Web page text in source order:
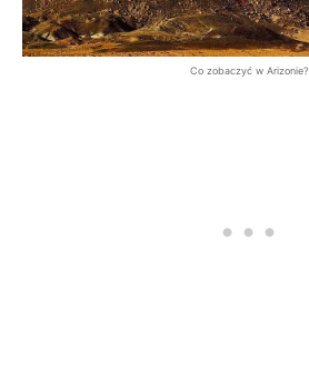
Co zobaczyć w Arizonie?